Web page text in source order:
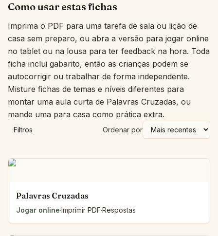
Como usar estas fichas
Imprima o PDF para uma tarefa de sala ou lição de
casa sem preparo, ou abra a versão para jogar online
no tablet ou na lousa para ter feedback na hora. Toda
ficha inclui gabarito, então as crianças podem se
autocorrigir ou trabalhar de forma independente.
Misture fichas de temas e níveis diferentes para
montar uma aula curta de Palavras Cruzadas, ou
mande uma para casa como prática extra.
Filtros Ordenar por
Palavras Cruzadas
Jogar online·Imprimir PDF·Respostas